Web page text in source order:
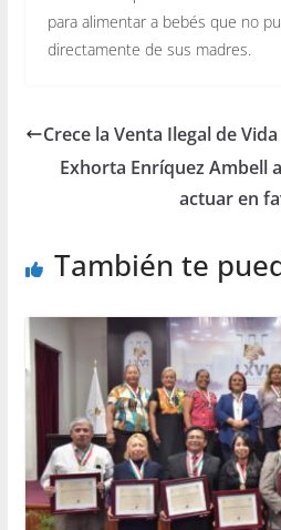
para alimentar a bebés que no
directamente de sus madres.
Crece la Venta Ilegal de
Exhorta Enríquez Ambell
actuar en
También te